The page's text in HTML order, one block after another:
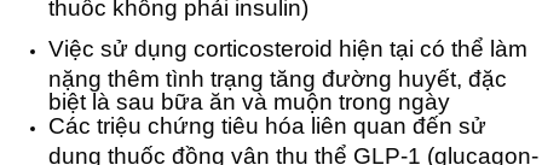
thuốc không phải insulin)
Việc sử dụng corticosteroid hiện tại có thể làm
nặng thêm tình trạng tăng đường huyết, đặc
biệt là sau bữa ăn và muộn trong ngày
Các triệu chứng tiêu hóa liên quan đến sử
dụng thuốc đồng vận thụ thể GLP-1 (glucagon-